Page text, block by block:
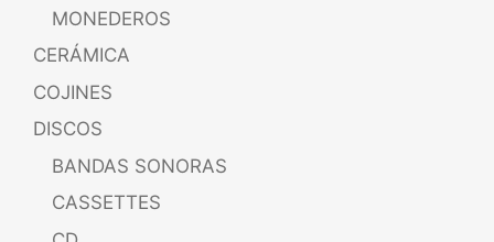
MONEDEROS
CERÁMICA
COJINES
DISCOS
BANDAS SONORAS
CASSETTES